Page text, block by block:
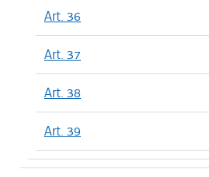
Art. 36
Art. 37
Art. 38
Art. 39